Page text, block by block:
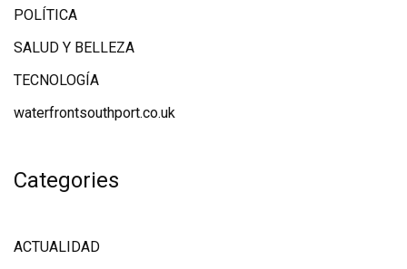
POLÍTICA
SALUD Y BELLEZA
TECNOLOGÍA
waterfrontsouthport.co.uk
Categories
ACTUALIDAD